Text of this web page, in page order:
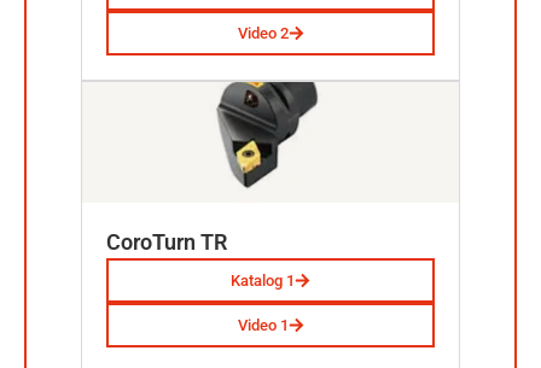
Video 2
CoroTurn TR
Katalog 1
Video 1